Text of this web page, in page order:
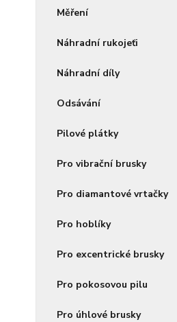
Měření
Náhradní rukojeťi
Náhradní díly
Odsávání
Pilové plátky
Pro vibrační brusky
Pro diamantové vrtačky
Pro hoblíky
Pro excentrické brusky
Pro pokosovou pilu
Pro úhlové brusky